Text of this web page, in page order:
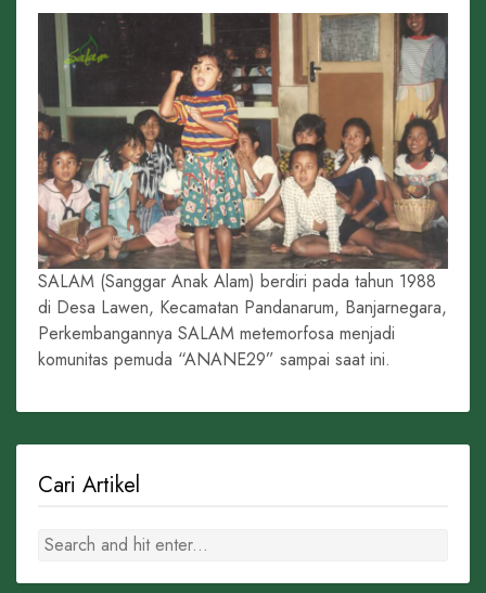
SALAM (Sanggar Anak Alam) berdiri pada tahun 1988
di Desa Lawen, Kecamatan Pandanarum, Banjarnegara,
Perkembangannya SALAM metemorfosa menjadi
komunitas pemuda “ANANE29” sampai saat ini.
Cari Artikel